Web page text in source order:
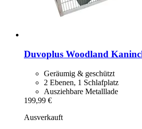
Duvoplus Woodland
Geräumig & geschützt
2 Ebenen, 1 Schlafplatz
Ausziehbare Metalllade
199,99 €
Ausverkauft